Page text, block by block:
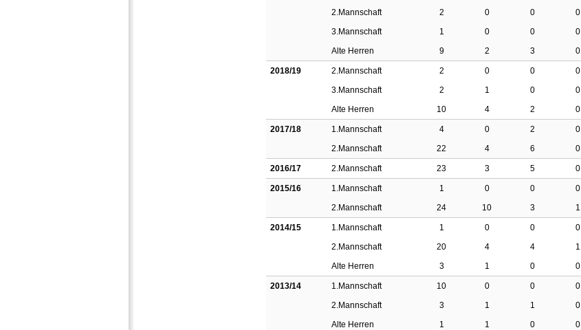
2.Mannschaft
2 0 0 0
3.Mannschaft
1 0 0 0
Alte Herren
9 2 3 0
2018/19 2.Mannschaft 2 0 0 0
3.Mannschaft
2 1 0 0
Alte Herren
10 4 2 0
2017/18 1.Mannschaft 4 0 2 0
2.Mannschaft
22 4 6 0
2016/17 2.Mannschaft 23 3 5 0
2015/16 1.Mannschaft 1 0 0 0
2.Mannschaft
24 10 3 1
2014/15 1.Mannschaft 1 0 0 0
2.Mannschaft
20 4 4 1
Alte Herren
3 1 0 0
2013/14 1.Mannschaft 10 0 0 0
2.Mannschaft
3 1 1 0
Alte Herren
1 1 0 0